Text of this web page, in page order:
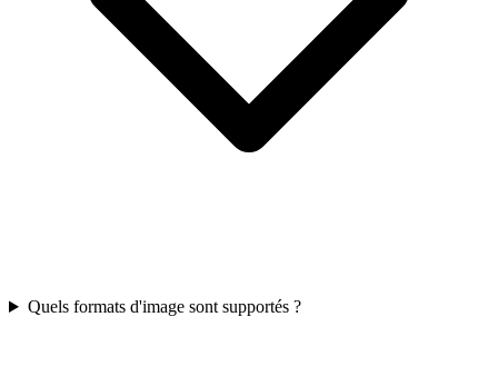
Quels formats d'image sont supportés ?